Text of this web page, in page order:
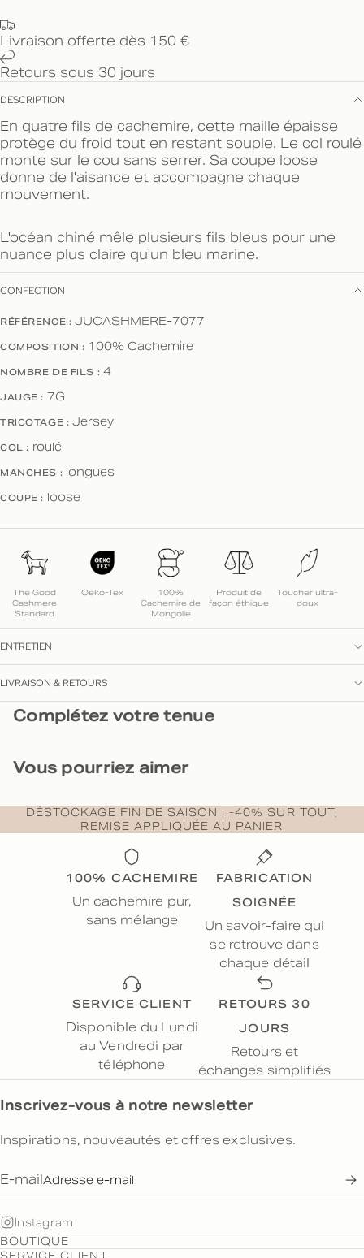
Livraison offerte dès 150 €
Retours sous 30 jours
DESCRIPTION
En quatre fils de cachemire, cette maille épaisse
protège du froid tout en restant souple. Le col roulé
monte sur le cou sans serrer. Sa coupe loose
donne de l'aisance et accompagne chaque
mouvement.
L'océan chiné mêle plusieurs fils bleus pour une
nuance plus claire qu'un bleu marine.
CONFECTION
RÉFÉRENCE : JUCASHMERE-7077
COMPOSITION : 100% Cachemire
NOMBRE DE FILS : 4
JAUGE : 7G
TRICOTAGE : Jersey
COL : roulé
MANCHES : longues
COUPE : loose
The Good
Cashmere
Standard
Oeko-Tex
100%
Cachemire de
Mongolie
Produit de
façon éthique
Toucher ultra-
doux
ENTRETIEN
LIVRAISON & RETOURS
Complétez votre tenue
Vous pourriez aimer
DÉSTOCKAGE FIN DE SAISON : -40% SUR TOUT,
REMISE APPLIQUÉE AU PANIER
100% CACHEMIRE
Un cachemire pur,
sans mélange
FABRICATION
SOIGNÉE
Un savoir-faire qui
se retrouve dans
chaque détail
SERVICE CLIENT
Disponible du Lundi
au Vendredi par
téléphone
RETOURS 30
JOURS
Retours et
échanges simplifiés
Inscrivez-vous à notre newsletter
Inspirations, nouveautés et offres exclusives.
E-mail
Instagram
BOUTIQUE